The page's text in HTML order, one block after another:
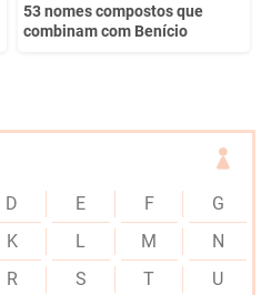
53 nomes compostos que
combinam com Benício
D E F
G
K L M
N
R S T
U